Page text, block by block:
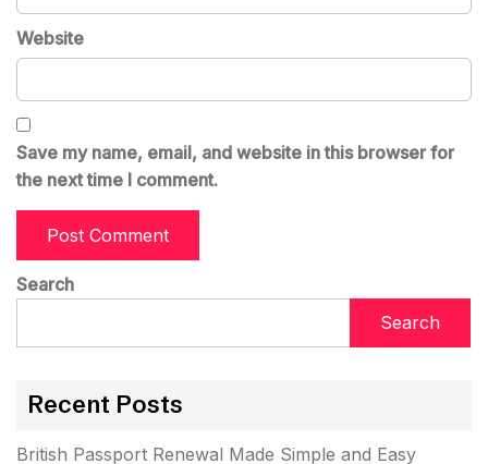
Website
Save my name, email, and website in this browser for
the next time I comment.
Search
Search
Recent Posts
British Passport Renewal Made Simple and Easy